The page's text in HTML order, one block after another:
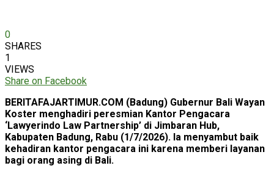
0
SHARES
1
VIEWS
Share on Facebook
BERITAFAJARTIMUR.COM (Badung) Gubernur Bali Wayan
Koster menghadiri peresmian Kantor Pengacara
‘Lawyerindo Law Partnership’ di Jimbaran Hub,
Kabupaten Badung, Rabu (1/7/2026). Ia menyambut baik
kehadiran kantor pengacara ini karena memberi layanan
bagi orang asing di Bali.